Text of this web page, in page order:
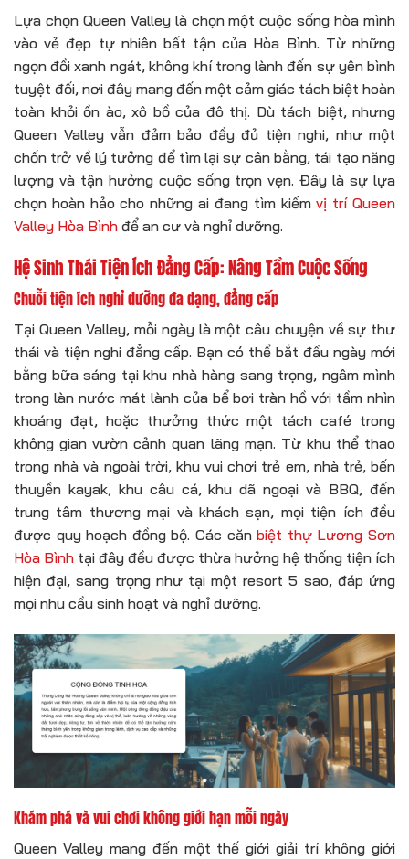
Lựa chọn Queen Valley là chọn một cuộc sống hòa mình
vào vẻ đẹp tự nhiên bất tận của Hòa Bình. Từ những
ngọn đồi xanh ngát, không khí trong lành đến sự yên bình
tuyệt đối, nơi đây mang đến một cảm giác tách biệt hoàn
toàn khỏi ồn ào, xô bồ của đô thị. Dù tách biệt, nhưng
Queen Valley vẫn đảm bảo đầy đủ tiện nghi, như một
chốn trở về lý tưởng để tìm lại sự cân bằng, tái tạo năng
lượng và tận hưởng cuộc sống trọn vẹn. Đây là sự lựa
chọn hoàn hảo cho những ai đang tìm kiếmvị trí Queen
Valley Hòa Bình để an cư và nghỉ dưỡng.
Hệ Sinh Thái Tiện Ích Đẳng Cấp: Nâng Tầm Cuộc Sống
Chuỗi tiện ích nghỉ dưỡng đa dạng, đẳng cấp
Tại Queen Valley, mỗi ngày là một câu chuyện về sự thư
thái và tiện nghi đẳng cấp. Bạn có thể bắt đầu ngày mới
bằng bữa sáng tại khu nhà hàng sang trọng, ngâm mình
trong làn nước mát lành của bể bơi tràn hồ với tầm nhìn
khoáng đạt, hoặc thưởng thức một tách café trong
không gian vườn cảnh quan lãng mạn. Từ khu thể thao
trong nhà và ngoài trời, khu vui chơi trẻ em, nhà trẻ, bến
thuyền kayak, khu câu cá, khu dã ngoại và BBQ, đến
trung tâm thương mại và khách sạn, mọi tiện ích đều
được quy hoạch đồng bộ. Các cănbiệt thự Lương Sơn
Hòa Bình tại đây đều được thừa hưởng hệ thống tiện ích
hiện đại, sang trọng như tại một resort 5 sao, đáp ứng
mọi nhu cầu sinh hoạt và nghỉ dưỡng.
Khám phá và vui chơi không giới hạn mỗi ngày
Queen Valley mang đến một thế giới giải trí không giới